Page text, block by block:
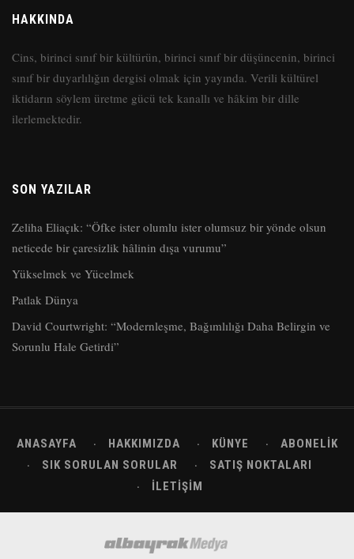
HAKKINDA
Cins, birinci sınıf bir kültürün, birinci sınıf bir düşüncenin, birinci
sınıf bir duyarlılığın dergisi olmak için yayında. Verili kültürel
iktidarın söylem üretme gücü tek kanallı ve hâkim bir dille
ilerlemektedir.
SON YAZILAR
Zeliha Eliaçık: “Öfke ister olumlu ister olumsuz bir yönde olsun
neticede bir çaresizlik hâlinin dışa vurumu”
Yükselmek ve Yücelmek
Patlak Dünya
David Courtwright: “Modernleşme, Bağımlılığı Daha Belirgin ve
Sorunlu Hale Getirdi”
ANASAYFA HAKKIMIZDA KÜNYE
ABONELIK
SIK SORULAN SORULAR
SATIŞ NOKTALARI
İLETIŞIM